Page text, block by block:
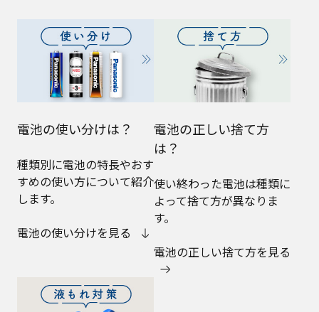
電池の使い分けは？
種類別に電池の特長やおす
すめの使い方について紹介
します。
電池の使い分けを見る
電池の正しい捨て方
は？
使い終わった電池は種類に
よって捨て方が異なりま
す。
電池の正しい捨て方を見る